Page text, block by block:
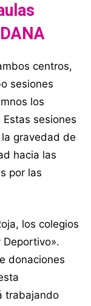
centros,
sesiones
los
sesiones
gravedad de
hacia las
por las
los colegios
Deportivo».
donaciones
trabajando